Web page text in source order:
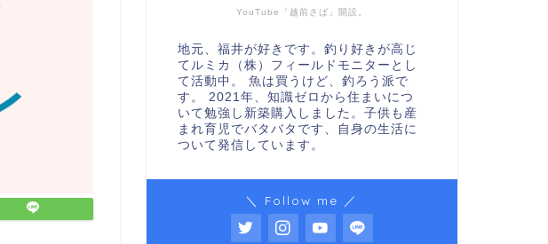
YouTube「越前さば」開設。
地元、福井が好きです。釣り好きが高じ
てルミカ（株）フィールドモニターとし
て活動中。 魚は買うけど、釣ろう派で
す。 2021年、知識ゼロから住まいにつ
いて勉強し新築購入しました。子供も産
まれ育児でバタバタです、自身の生活に
ついて発信しています。
＼ Follow me ／